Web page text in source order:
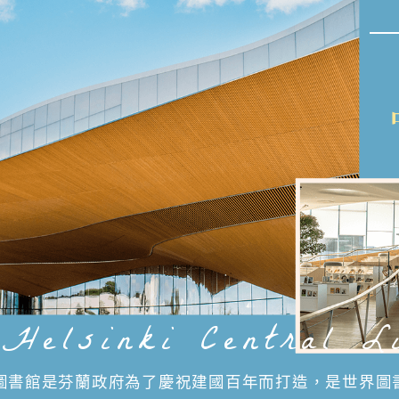
Central
書館是芬蘭政府為了慶祝建國百年而打造，是世界圖